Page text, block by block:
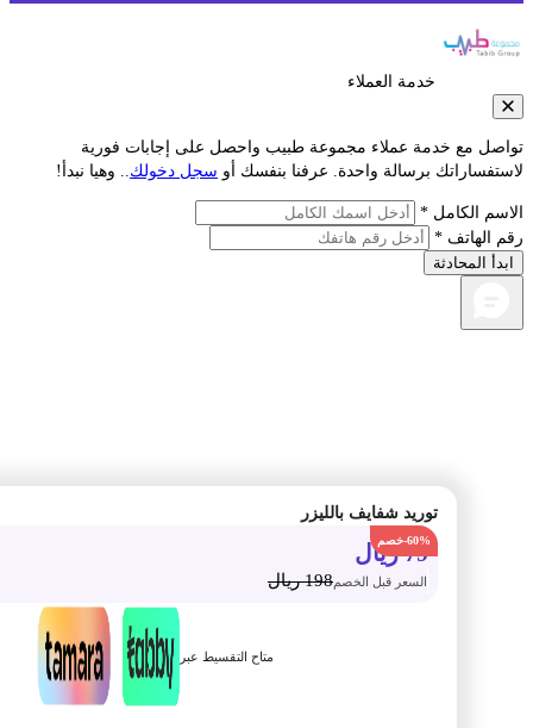
توريد شفايف بالليزر
-60% ريال
السعر قبل الخصم198 ريال
متاح التقسيط عبر
خدمة العملاء
مع خدمة عملاء مجموعة طبيب واحصل على إجابات فورية
برسالة واحدة. عرفنا بنفسك أوسجل دخولك.. وهيا نبدأ!
الكامل *
الهاتف *
المحادثة